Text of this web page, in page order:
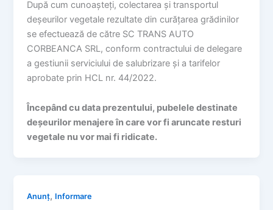
După cum cunoașteți, colectarea și transportul
deșeurilor vegetale rezultate din curățarea grădinilor
se efectuează de către SC TRANS AUTO
CORBEANCA SRL, conform contractului de delegare
a gestiunii serviciului de salubrizare și a tarifelor
aprobate prin HCL nr. 44/2022.
Începând cu data prezentului, pubelele destinate
deșeurilor menajere în care vor fi aruncate resturi
vegetale nu vor mai fi ridicate.
Anunț, Informare